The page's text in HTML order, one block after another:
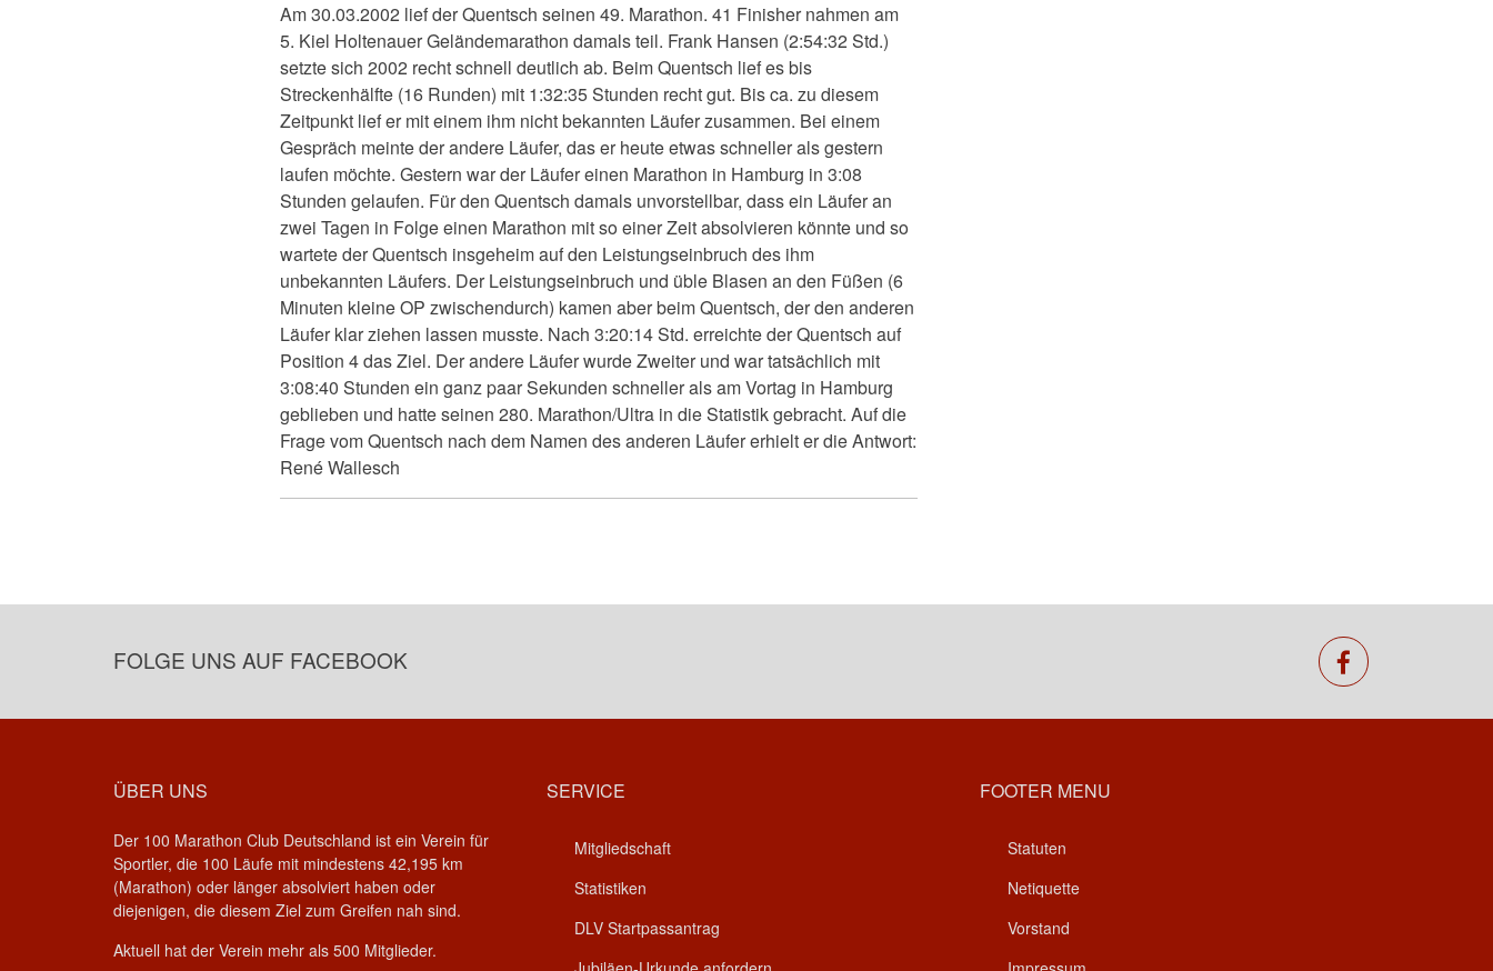
Am 30.03.2002 lief der Quentsch seinen 49. Marathon. 41 Finisher nahmen am
5. Kiel Holtenauer Geländemarathon damals teil. Frank Hansen (2:54:32 Std.)
setzte sich 2002 recht schnell deutlich ab. Beim Quentsch lief es bis
Streckenhälfte (16 Runden) mit 1:32:35 Stunden recht gut. Bis ca. zu diesem
Zeitpunkt lief er mit einem ihm nicht bekannten Läufer zusammen. Bei einem
Gespräch meinte der andere Läufer, das er heute etwas schneller als gestern
laufen möchte. Gestern war der Läufer einen Marathon in Hamburg in 3:08
Stunden gelaufen. Für den Quentsch damals unvorstellbar, dass ein Läufer an
zwei Tagen in Folge einen Marathon mit so einer Zeit absolvieren könnte und so
wartete der Quentsch insgeheim auf den Leistungseinbruch des ihm
unbekannten Läufers. Der Leistungseinbruch und üble Blasen an den Füßen (6
Minuten kleine OP zwischendurch) kamen aber beim Quentsch, der den anderen
Läufer klar ziehen lassen musste. Nach 3:20:14 Std. erreichte der Quentsch auf
Position 4 das Ziel. Der andere Läufer wurde Zweiter und war tatsächlich mit
3:08:40 Stunden ein ganz paar Sekunden schneller als am Vortag in Hamburg
geblieben und hatte seinen 280. Marathon/Ultra in die Statistik gebracht. Auf die
Frage vom Quentsch nach dem Namen des anderen Läufer erhielt er die Antwort:
René Wallesch
FOLGE UNS AUF FACEBOOK facebook
ÜBER UNS
Der 100 Marathon Club Deutschland ist ein Verein für
Sportler, die 100 Läufe mit mindestens 42,195 km
(Marathon) oder länger absolviert haben oder
diejenigen, die diesem Ziel zum Greifen nah sind.
Aktuell hat der Verein mehr als 500 Mitglieder.
SERVICE
Mitgliedschaft
Statistiken
DLV Startpassantrag
FOOTER MENU
Statuten
Netiquette
Vorstand